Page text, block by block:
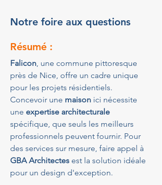
Notre foire aux questions
Résumé :
Falicon, une commune pittoresque
près de Nice, offre un cadre unique
pour les projets résidentiels.
Concevoir une maison ici nécessite
une expertise architecturale
spécifique, que seuls les meilleurs
professionnels peuvent fournir. Pour
des services sur mesure, faire appel à
GBA Architectes est la solution idéale
pour un design d'exception.